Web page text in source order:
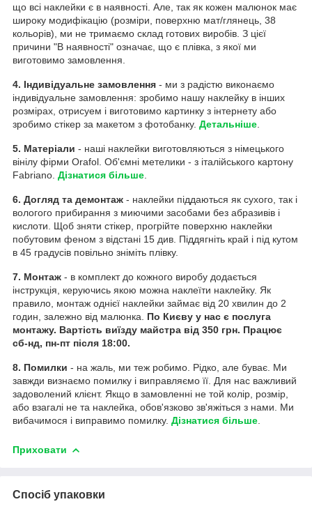
що всі наклейки є в наявності. Але, так як кожен малюнок має
широку модифікацію (розміри, поверхню мат/глянець, 38
кольорів), ми не тримаємо склад готових виробів. З цієї
причини "В наявності" означає, що є плівка, з якої ми
виготовимо замовлення.
4. Індивідуальне замовлення - ми з радістю виконаємо
індивідуальне замовлення: зробимо нашу наклейку в інших
розмірах, отрисуем і виготовимо картинку з інтернету або
зробимо стікер за макетом з фотобанку. Детальніше
5. Матеріали - наші наклейки виготовляються з німецького
вінілу фірми Orafol. Об'ємні метелики - з італійського картону
Fabriano. Дізнатися більше
6. Догляд та демонтаж - наклейки піддаються як сухого, так і
вологого прибирання з миючими засобами без абразивів і
кислоти. Щоб зняти стікер, прогрійте поверхню наклейки
побутовим феном з відстані 15 див. Піддягніть край і під кутом
в 45 градусів повільно зніміть плівку.
7. Монтаж - в комплект до кожного виробу додається
інструкція, керуючись якою можна наклеїти наклейку. Як
правило, монтаж однієї наклейки займає від 20 хвилин до 2
годин, залежно від малюнка. По Києву у нас є послуга
монтажу. Вартість виїзду майстра від 350 грн. Працює
сб-нд, пн-пт після 18:00.
8. Помилки - на жаль, ми теж робимо. Рідко, але буває. Ми
завжди визнаємо помилку і виправляємо її. Для нас важливий
задоволений клієнт. Якщо в замовленні не той колір, розмір,
або взагалі не та наклейка, обов'язково зв'яжіться з нами. Ми
вибачимося і виправимо помилку. Дізнатися більше
Приховати
Спосіб упаковки